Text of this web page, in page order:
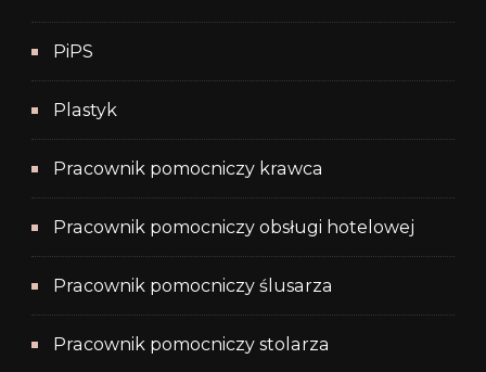
PiPS
Plastyk
Pracownik pomocniczy krawca
Pracownik pomocniczy obsługi hotelowej
Pracownik pomocniczy ślusarza
Pracownik pomocniczy stolarza